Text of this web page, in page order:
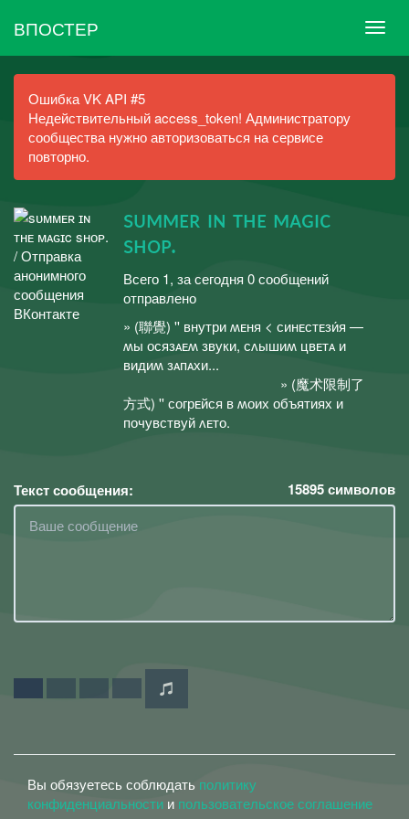
ВПОСТЕР
Ошибка VK API #5
Недействительный access_token! Администратору
сообщества нужно авторизоваться на сервисе
повторно.
sᴜᴍᴍᴇʀ ɪɴ ᴛʜᴇ ᴍᴀɢɪc
sʜᴏᴘ.
Всего 1, за сегодня 0 сообщений
отправлено
» (聯覺) '' внутри ʍᴇня < синᴇстᴇзи́я —
ʍы осязᴀᴇʍ звуки, сʌышиʍ цвᴇтᴀ и
видиʍ зᴀпᴀхи... ᅠᅠᅠᅠ
ᅠᅠᅠᅠᅠᅠᅠᅠᅠᅠᅠᅠ » (魔术限制了
方式) '' сᴏгрᴇйся в ʍоих ᴏбъятиях и
пᴏчувствуй ʌᴇтᴏ.
Текст сообщения: 15895символов
Вы обязуетесь соблюдать политику
конфиденциальности и пользовательское соглашение